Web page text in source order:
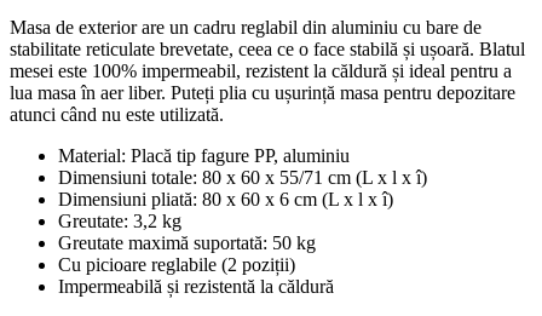
Masa de exterior are un cadru reglabil din aluminiu cu bare de
stabilitate reticulate brevetate, ceea ce o face stabilă și ușoară. Blatul
mesei este 100% impermeabil, rezistent la căldură și ideal pentru a
lua masa în aer liber. Puteți plia cu ușurință masa pentru depozitare
atunci când nu este utilizată.
Material: Placă tip fagure PP, aluminiu
Dimensiuni totale: 80 x 60 x 55/71 cm (L x l x î)
Dimensiuni pliată: 80 x 60 x 6 cm (L x l x î)
Greutate: 3,2 kg
Greutate maximă suportată: 50 kg
Cu picioare reglabile (2 poziții)
Impermeabilă și rezistentă la căldură